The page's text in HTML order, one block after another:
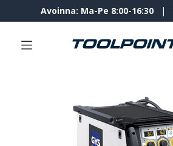
Avoinna: Ma-Pe 8:00-16:30 |